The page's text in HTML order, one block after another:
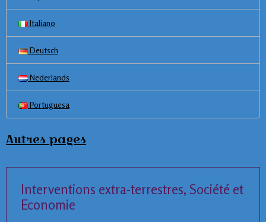
Italiano
Deutsch
Nederlands
Portuguesa
Autres pages
Interventions extra-terrestres, Société et
Economie